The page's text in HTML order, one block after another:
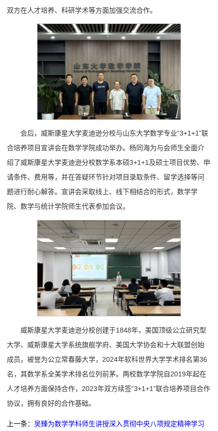
双方在人才培养、科研学术等方面加强交流合作。
会后，威斯康星大学麦迪逊分校与山东大学数学专业“3+1+1”联
合培养项目宣讲会在数学学院成功举办。杨同海为与会师生全面介
绍了威斯康星大学麦迪逊分校数学系本硕3+1+1及硕士项目优势、申
请条件、费用等，并在答疑环节针对项目录取条件、留学选择等问
题进行耐心解答。宣讲会采取线上、线下相结合的形式，数学学
院、数学与统计学院师生代表参加会议。
威斯康星大学麦迪逊分校创建于1848年，美国顶级公立研究型
大学、威斯康星大学系统旗舰学府、美国大学协会和十大联盟创始
成员，被誉为公立常春藤大学，2024年软科世界大学学术排名第36
名，其数学系全美学术排名位列前茅。两校数学学院自2019年起在
人才培养方面保持合作，2023年双方续签“3+1+1”联合培养项目合作
协议，拥有良好的合作基础。
上一条：吴臻为数学学科师生讲授深入贯彻中央八项规定精神学习